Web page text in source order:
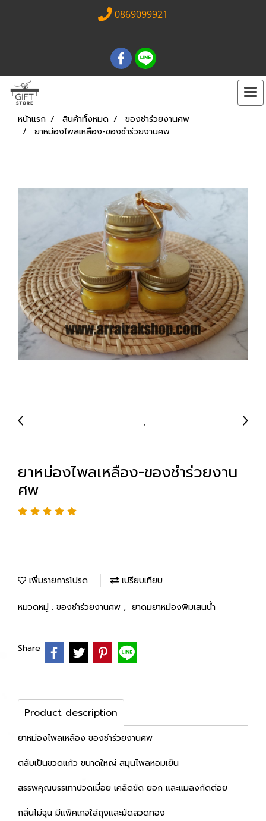
0869099921
หน้าแรก สินค้าทั้งหมด
ของชำร่วยงานศพ
ยาหม่องไพลเหลือง-ของชำร่วยงานศพ
ยาหม่องไพลเหลือง-ของชำร่วยงาน
ศพ
เพิ่มรายการโปรด เปรียบเทียบ
หมวดหมู่ : ของชำร่วยงานศพ , ยาดมยาหม่องพิมเสนน้ำ
Share
Product description
ยาหม่องไพลเหลือง ของชำร่วยงานศพ
ตลับเป็นขวดแก้ว ขนาดใหญ่ สมุนไพลหอมเย็น
สรรพคุณบรรเทาปวดเมื่อย เคล็ดขัด ยอก และแมลงกัดต่อย
กลิ่นไม่ฉุน มีแพ็คเกจใส่ถุงและมัดลวดทอง